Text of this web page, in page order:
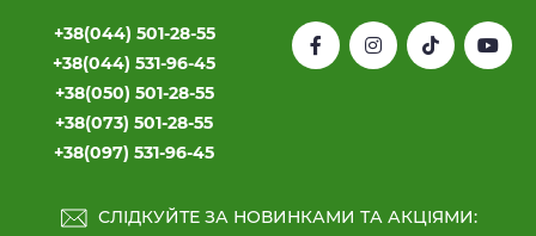
+38(044) 501-28-55
+38(044) 531-96-45
+38(050) 501-28-55
+38(073) 501-28-55
+38(097) 531-96-45
СЛІДКУЙТЕ ЗА НОВИНКАМИ ТА АКЦІЯМИ: